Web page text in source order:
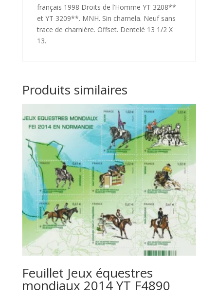
français 1998 Droits de l’Homme YT 3208**
et YT 3209**. MNH. Sin charnela. Neuf sans
trace de charnière. Offset. Dentelé 13 1/2 X
13.
Produits similaires
Feuillet Jeux équestres
mondiaux 2014 YT F4890